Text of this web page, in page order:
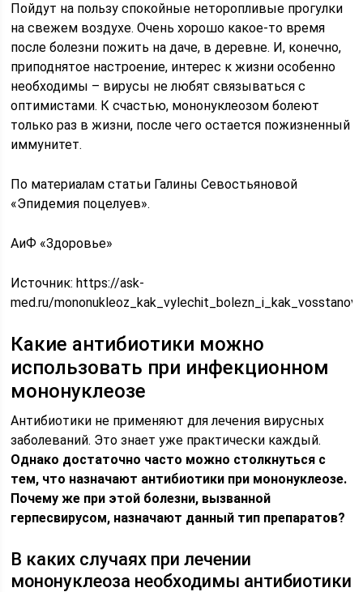
Пойдут на пользу спокойные неторопливые прогулки
на свежем воздухе. Очень хорошо какое-то время
после болезни пожить на даче, в деревне. И, конечно,
приподнятое настроение, интерес к жизни особенно
необходимы – вирусы не любят связываться с
оптимистами. К счастью, мононуклеозом болеют
только раз в жизни, после чего остается пожизненный
иммунитет.
По материалам статьи Галины Севостьяновой
«Эпидемия поцелуев».
АиФ «Здоровье»
Источник:https://ask-
med.ru/
Какие антибиотики можно
использовать при инфекционном
мононуклеозе
Антибиотики не применяют для лечения вирусных
заболеваний. Это знает уже практически каждый.
Однако достаточно часто можно столкнуться с
тем, что назначают антибиотики при мононуклеозе.
Почему же при этой болезни, вызванной
герпесвирусом, назначают данный тип препаратов?
В каких случаях при лечении
мононуклеоза необходимы антибиотики